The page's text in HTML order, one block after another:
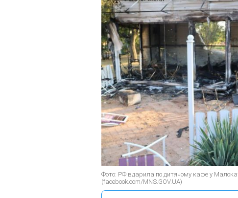
Фото: РФ вдарила по дитячому кафе у
(facebook.com/MNS.GOV.UA)